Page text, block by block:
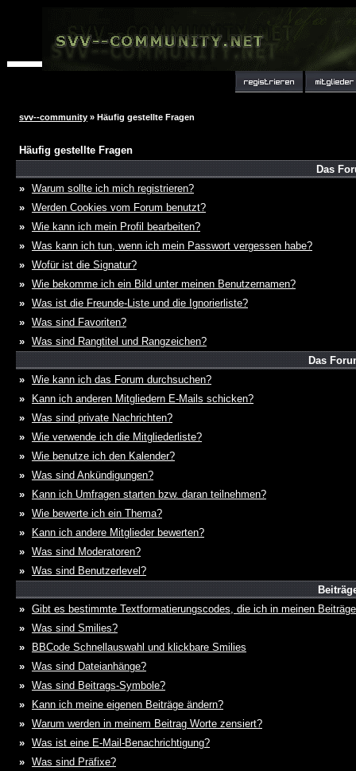
svv--community » Häufig gestellte Fragen
Häufig gestellte Fragen
Das
» Warum sollte ich mich registrieren?
» Werden Cookies vom Forum benutzt?
» Wie kann ich mein Profil bearbeiten?
» Was kann ich tun, wenn ich mein Passwort vergessen habe?
» Wofür ist die Signatur?
» Wie bekomme ich ein Bild unter meinen Benutzernamen?
» Was ist die Freunde-Liste und die Ignorierliste?
» Was sind Favoriten?
» Was sind Rangtitel und Rangzeichen?
Das
» Wie kann ich das Forum durchsuchen?
»
Kann ich anderen Mitgliedern E-Mails schicken?
» Was sind private Nachrichten?
» Wie verwende ich die Mitgliederliste?
» Wie benutze ich den Kalender?
» Was sind Ankündigungen?
»
Kann ich Umfragen starten bzw. daran teilnehmen?
» Wie bewerte ich ein Thema?
»
Kann ich andere Mitglieder bewerten?
» Was sind Moderatoren?
» Was sind Benutzerlevel?
» Gibt es bestimmte Textformatierungscodes, die ich in meinen
» Was sind Smilies?
»
BBCode Schnellauswahl und klickbare Smilies
» Was sind Dateianhänge?
» Was sind Beitrags-Symbole?
»
Kann ich meine eigenen Beiträge ändern?
» Warum werden in meinem Beitrag Worte zensiert?
» Was ist eine E-Mail-Benachrichtigung?
» Was sind Präfixe?